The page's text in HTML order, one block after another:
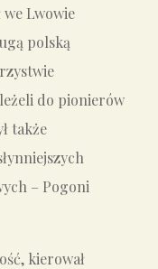
we Lwowie
polską
do pionierów
także
– Pogoni
kierował